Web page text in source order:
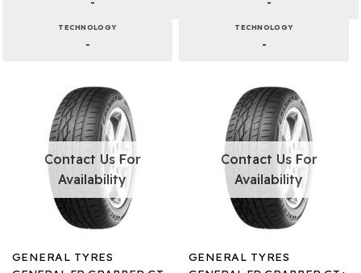
TECHNOLOGY
-
TECHNOLOGY
-
Contact Us For
Availability
GENERAL TYRES
Contact Us For
Availability
GENERAL TYRES